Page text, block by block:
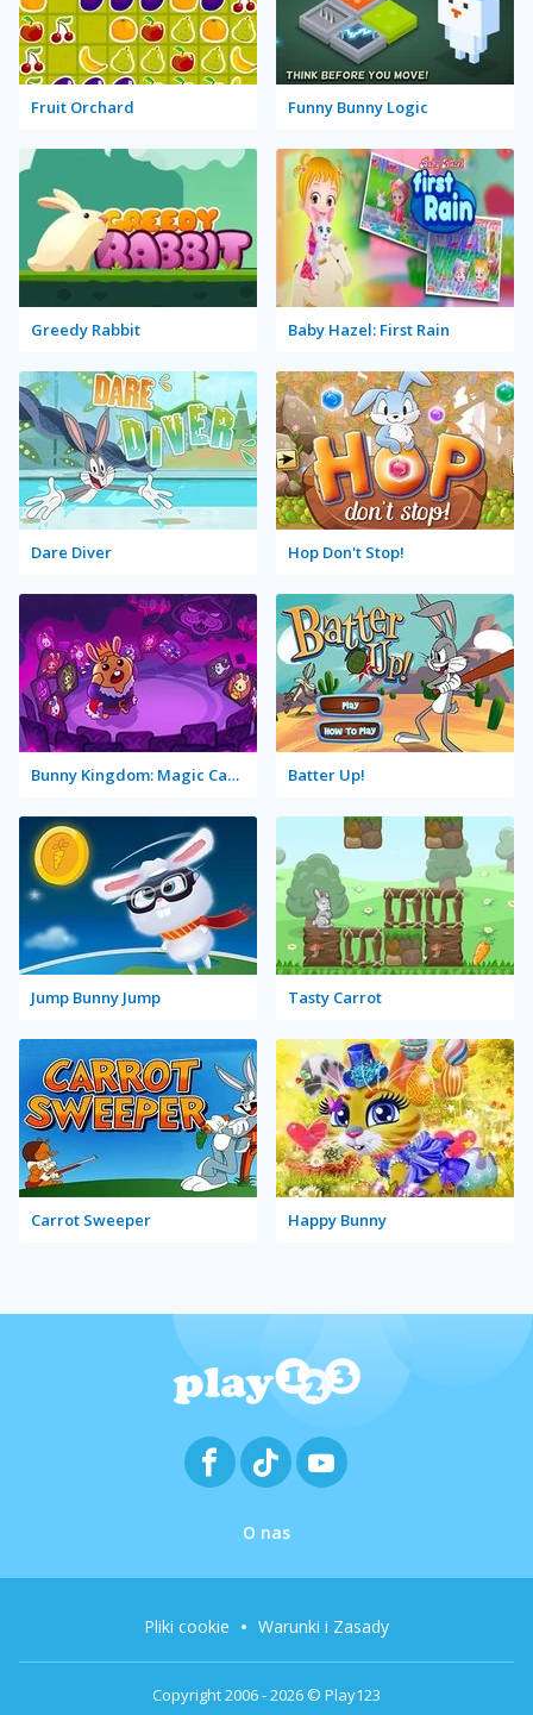
Fruit Orchard Funny Bunny Logic
Greedy Rabbit Baby Hazel: First Rain
Dare Diver Hop Don't Stop!
Bunny Kingdom: Magic Cards Batter Up!
Jump Bunny Jump Tasty Carrot
Carrot Sweeper Happy Bunny
O nas
Copyright 2006 - 2026 © Play123
Pliki cookie Warunki i Zasady